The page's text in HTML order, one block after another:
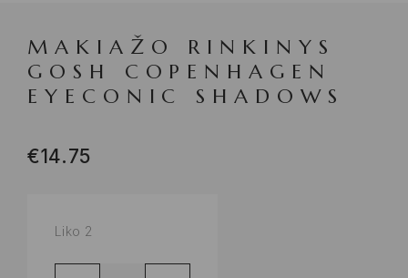
MAKIAŽO RINKINYS
GOSH COPENHAGEN
EYECONIC SHADOWS
€14.75
Liko 2